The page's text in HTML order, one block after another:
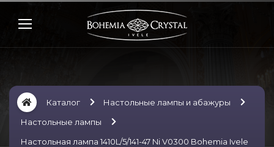
Каталог
Настольные лампы и абажуры
Настольные лампы
Настольная лампа 1410L/5/141-47 Ni V0300 Bohemia Ivele